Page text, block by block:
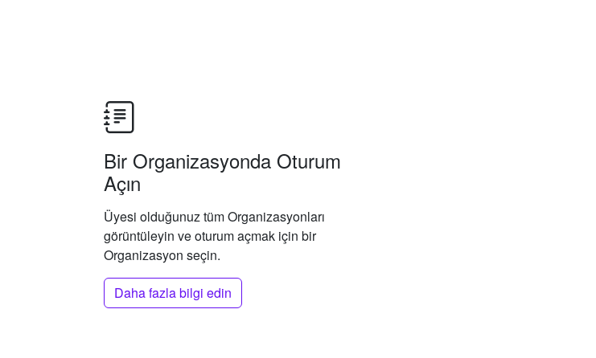
Bir Organizasyonda Oturum
Açın
Üyesi olduğunuz tüm Organizasyonları
görüntüleyin ve oturum açmak için bir
Organizasyon seçin.
Daha fazla bilgi edin